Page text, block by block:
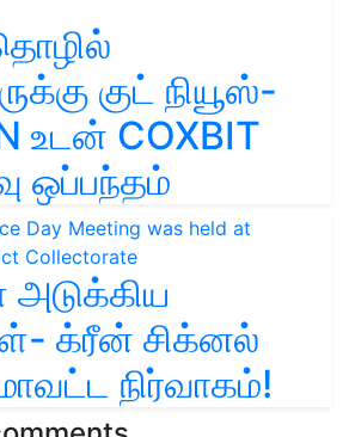
குட் நியூஸ்-
உடன் COXBIT
ஒப்பந்தம்
க்ரீன் சிக்னல்
நிர்வாகம்!